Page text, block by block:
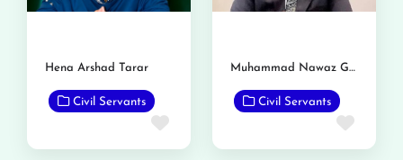
Hena Arshad Tarar
Civil Servants
Favorite
Muhammad Nawaz Gondal
Civil Servants